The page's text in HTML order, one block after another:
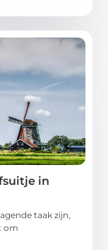
in
taak zijn,
om